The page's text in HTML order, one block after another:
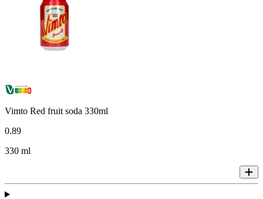
Vimto Red fruit soda 330ml
0.89
330 ml